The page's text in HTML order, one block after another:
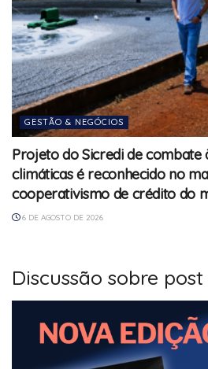
GESTÃO & NEGÓCIOS
Projeto do Sicredi de combate
climáticas é reconhecido no
cooperativismo de crédito do
6 DE AGOSTO DE 2026
Discussão sobre post